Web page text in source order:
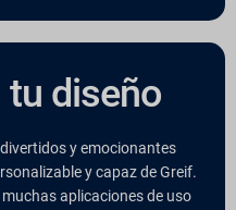
tu diseño
y emocionantes
y capaz de Greif.
aplicaciones de uso